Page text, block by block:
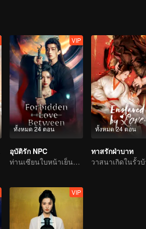
ทั้งหมด 24 ตอน
VIP
อุบัติรัก NPC
ท่านเซียนใบหน้าเย็นชาติดด่านเคราะห์ความรัก ตกหลุมรักนางมารสาว
ทั้งหมด 24 ตอน
ทาสรักฝ่าบาท
VIP